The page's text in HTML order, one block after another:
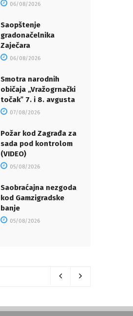
06/08/2026
Saopštenje
gradonačelnika
Zaječara
06/08/2026
Smotra narodnih
običaja „Vražogrnački
točakˮ 7. i 8. avgusta
07/08/2026
Požar kod Zagrađa za
sada pod kontrolom
(VIDEO)
05/08/2026
Saobraćajna nezgoda
kod Gamzigradske
banje
05/08/2026